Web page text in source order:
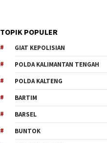
TOPIK POPULER
GIAT KEPOLISIAN
POLDA KALIMANTAN TENGAH
POLDA KALTENG
BARTIM
BARSEL
BUNTOK